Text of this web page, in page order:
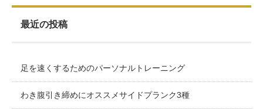
最近の投稿
足を速くするためのパーソナルトレーニング
わき腹引き締めにオススメサイドプランク3種